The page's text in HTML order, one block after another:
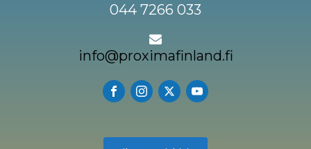
044 7266 033
info@proximafinland.fi